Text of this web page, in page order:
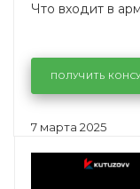
7 марта 2025
Что входит в
ПОЛУЧИТЬ